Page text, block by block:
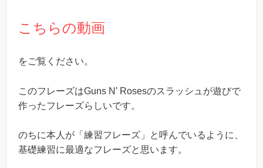
こちらの動画
をご覧ください。
このフレーズはGuns N’ Rosesのスラッシュが遊びで
作ったフレーズらしいです。
のちに本人が「練習フレーズ」と呼んでいるように、
基礎練習に最適なフレーズと思います。